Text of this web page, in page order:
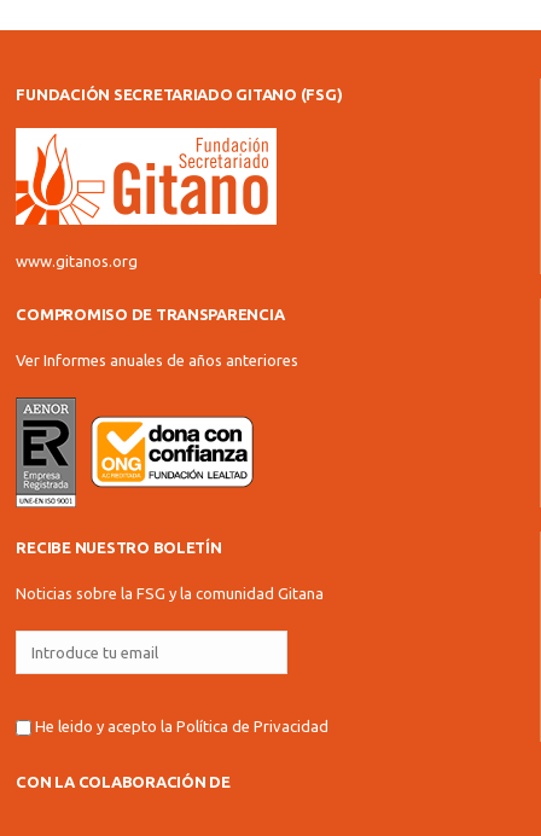
FUNDACIÓN SECRETARIADO GITANO (FSG)
www.gitanos.org
COMPROMISO DE TRANSPARENCIA
Ver Informes anuales de años anteriores
RECIBE NUESTRO BOLETÍN
Noticias sobre la FSG y la comunidad Gitana
He leido y acepto laPolítica de Privacidad
CON LA COLABORACIÓN DE